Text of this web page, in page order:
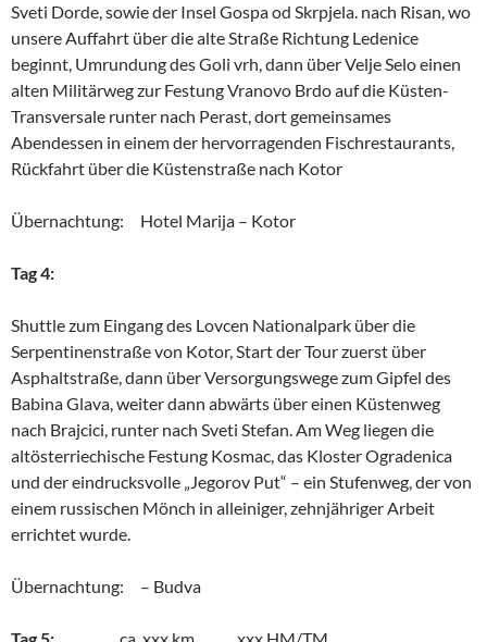
Sveti Dorde, sowie der Insel Gospa od Skrpjela. nach Risan, wo
unsere Auffahrt über die alte Straße Richtung Ledenice
beginnt, Umrundung des Goli vrh, dann über Velje Selo einen
alten Militärweg zur Festung Vranovo Brdo auf die Küsten-
Transversale runter nach Perast, dort gemeinsames
Abendessen in einem der hervorragenden Fischrestaurants,
Rückfahrt über die Küstenstraße nach Kotor
Übernachtung: Hotel Marija – Kotor
Tag 4:
Shuttle zum Eingang des Lovcen Nationalpark über die
Serpentinenstraße von Kotor, Start der Tour zuerst über
Asphaltstraße, dann über Versorgungswege zum Gipfel des
Babina Glava, weiter dann abwärts über einen Küstenweg
nach Brajcici, runter nach Sveti Stefan. Am Weg liegen die
altösterriechische Festung Kosmac, das Kloster Ogradenica
und der eindrucksvolle „Jegorov Put“ – ein Stufenweg, der von
einem russischen Mönch in alleiniger, zehnjähriger Arbeit
errichtet wurde.
Übernachtung: – Budva